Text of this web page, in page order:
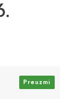
Preuzmi